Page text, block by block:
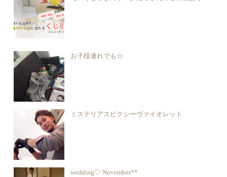
お子様連れでも☆
ミステリアスピクシーヴァイオレット
wedding♡ November**